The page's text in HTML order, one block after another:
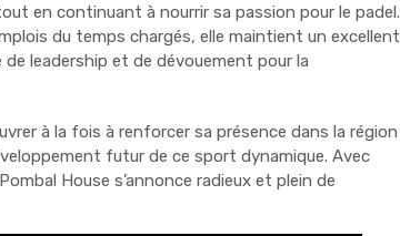
en continuant à nourrir sa passion pour le padel.
du temps chargés, elle maintient un excellent
leadership et de dévouement pour la
à la fois à renforcer sa présence dans la région
futur de ce sport dynamique. Avec
House s’annonce radieux et plein de